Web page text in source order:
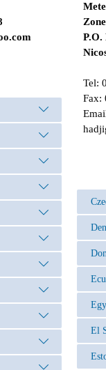
Zone
P.O.
Tel:
Fax:
El